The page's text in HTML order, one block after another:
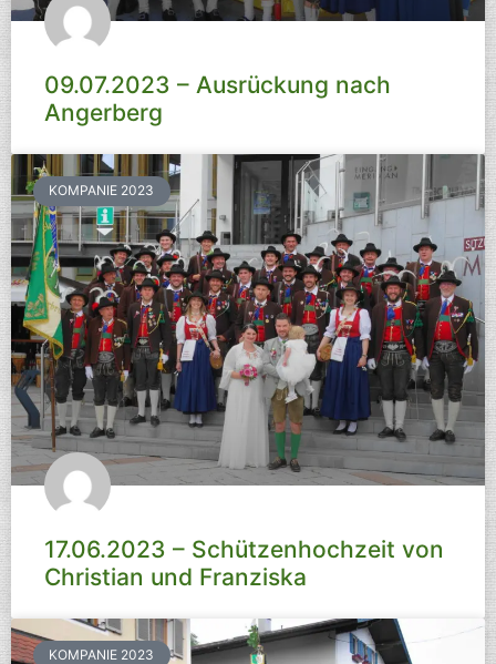
09.07.2023 – Ausrückung nach
Angerberg
KOMPANIE 2023
17.06.2023 – Schützenhochzeit von
Christian und Franziska
KOMPANIE 2023